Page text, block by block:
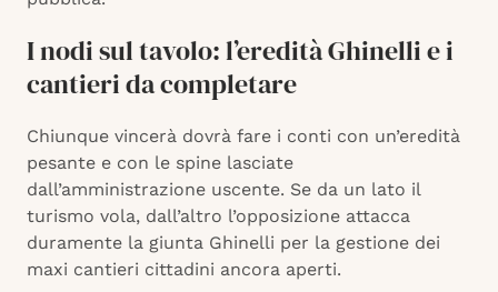
I nodi sul tavolo: l’eredità Ghinelli e i
cantieri da completare
Chiunque vincerà dovrà fare i conti con un’eredità
pesante e con le spine lasciate
dall’amministrazione uscente. Se da un lato il
turismo vola, dall’altro l’opposizione attacca
duramente la giunta Ghinelli per la gestione dei
maxi cantieri cittadini ancora aperti.